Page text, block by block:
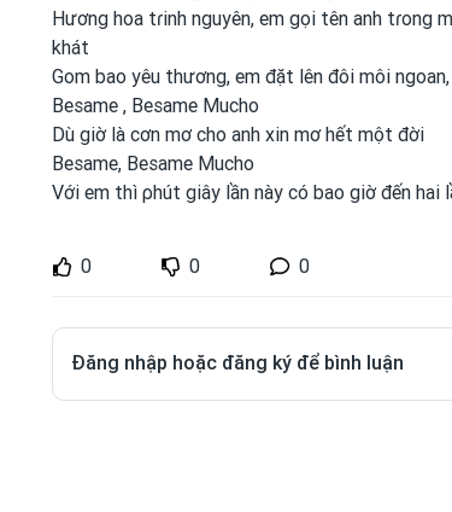
Hương hoa tɾinh nguyên, em gọi tên anh tɾong
khát
Gom bao yêu thương, em đặt lên đôi môi
Besame , Besame Mucho
Dù giờ là cơn mơ cho anh xin mơ hết một đời
Besame, Besame Mucho
Với em thì ρhút giây lần này có bao giờ đến hai
0 0 0
Đăng nhập hoặc đăng ký để bình luận